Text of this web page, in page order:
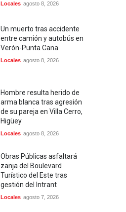
Locales agosto 8, 2026
Un muerto tras accidente
entre camión y autobús en
Verón-Punta Cana
Locales agosto 8, 2026
Hombre resulta herido de
arma blanca tras agresión
de su pareja en Villa Cerro,
Higüey
Locales agosto 8, 2026
Obras Públicas asfaltará
zanja del Boulevard
Turístico del Este tras
gestión del Intrant
Locales agosto 7, 2026